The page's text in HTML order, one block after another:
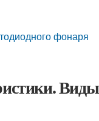
фонаря